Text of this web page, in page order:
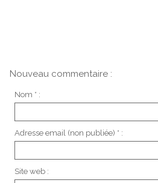
Nouveau commentaire :
Nom * :
Adresse email (non publiée) * :
Site web :